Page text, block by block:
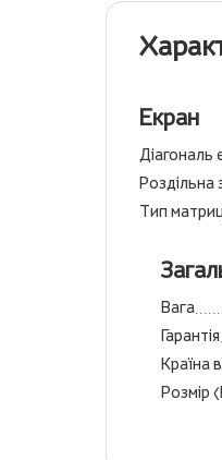
Екран
Діагональ
Роздільна
Тип
Вага
Гарантія
Країна
Розмір